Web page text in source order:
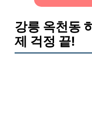
강릉 옥천동
제 걱정 끝!